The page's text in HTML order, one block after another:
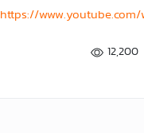
https://www.youtube.com/
12,200